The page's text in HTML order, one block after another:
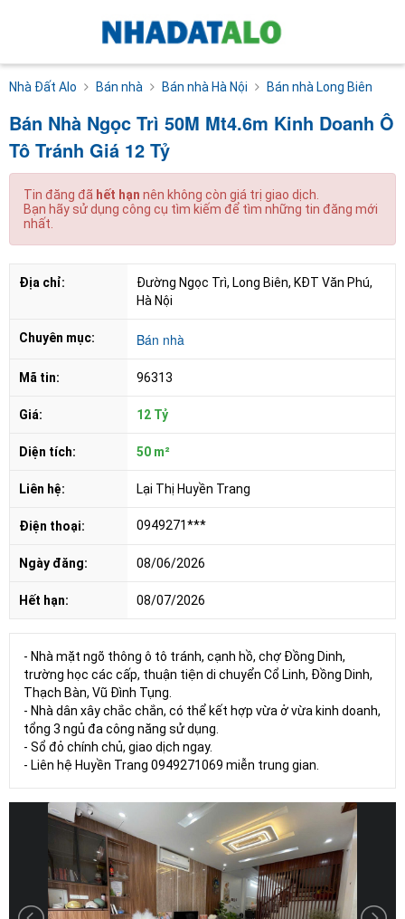
Nhà Đất Alo Bán nhà Bán nhà Hà Nội Bán nhà Long Biên
Bán Nhà Ngọc Trì 50M Mt4.6m Kinh Doanh Ô
Tô Tránh Giá 12 Tỷ
Tin đăng đã hết hạn nên không còn giá trị giao dịch.
Bạn hãy sử dụng công cụ tìm kiếm để tìm những tin đăng mới
nhất.
Địa chỉ:
Đường Ngọc Trì, Long Biên, KĐT Văn Phú,
Hà Nội
Chuyên mục: Bán nhà
Mã tin: 96313
Giá: 12 Tỷ
Diện tích: 50 m²
Liên hệ: Lại Thị Huyền Trang
Điện thoại: 0949271***
Ngày đăng: 08/06/2026
Hết hạn: 08/07/2026
- Nhà mặt ngõ thông ô tô tránh, cạnh hồ, chợ Đồng Dinh,
trường học các cấp, thuận tiện di chuyển Cổ Linh, Đồng Dinh,
Thạch Bàn, Vũ Đình Tụng.
- Nhà dân xây chắc chắn, có thể kết hợp vừa ở vừa kinh doanh,
tổng 3 ngủ đa công năng sử dụng.
- Sổ đỏ chính chủ, giao dịch ngay.
- Liên hệ Huyền Trang 0949271069 miễn trung gian.